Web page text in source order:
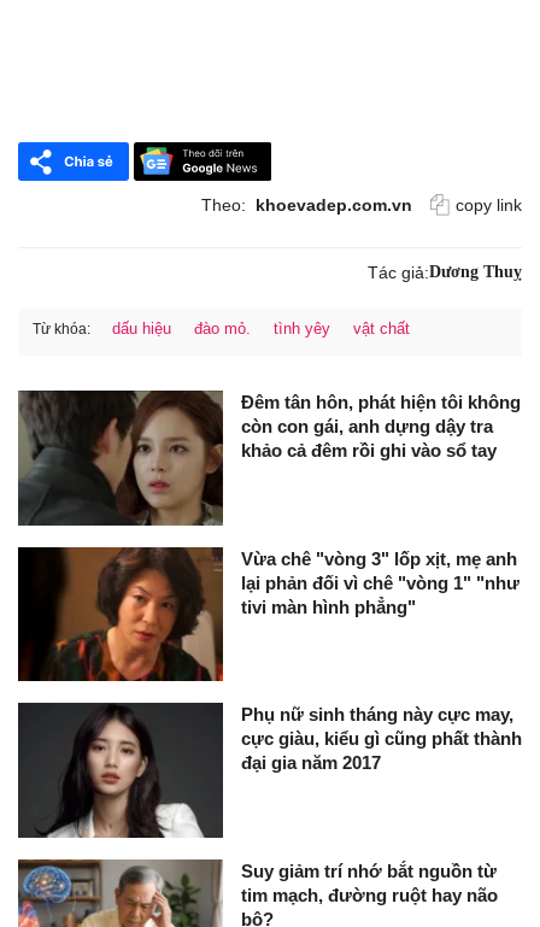
Theo: khoevadep.com.vn copy link
Tác giả:Dương Thuỵ
Từ khóa: dấu hiệu đào mỏ. tình yêy vật chất
Đêm tân hôn, phát hiện tôi không
còn con gái, anh dựng dậy tra
khảo cả đêm rồi ghi vào sổ tay
Vừa chê "vòng 3" lốp xịt, mẹ anh
lại phản đối vì chê "vòng 1" "như
tivi màn hình phẳng"
Phụ nữ sinh tháng này cực may,
cực giàu, kiểu gì cũng phất thành
đại gia năm 2017
Suy giảm trí nhớ bắt nguồn từ
tim mạch, đường ruột hay não
bộ?